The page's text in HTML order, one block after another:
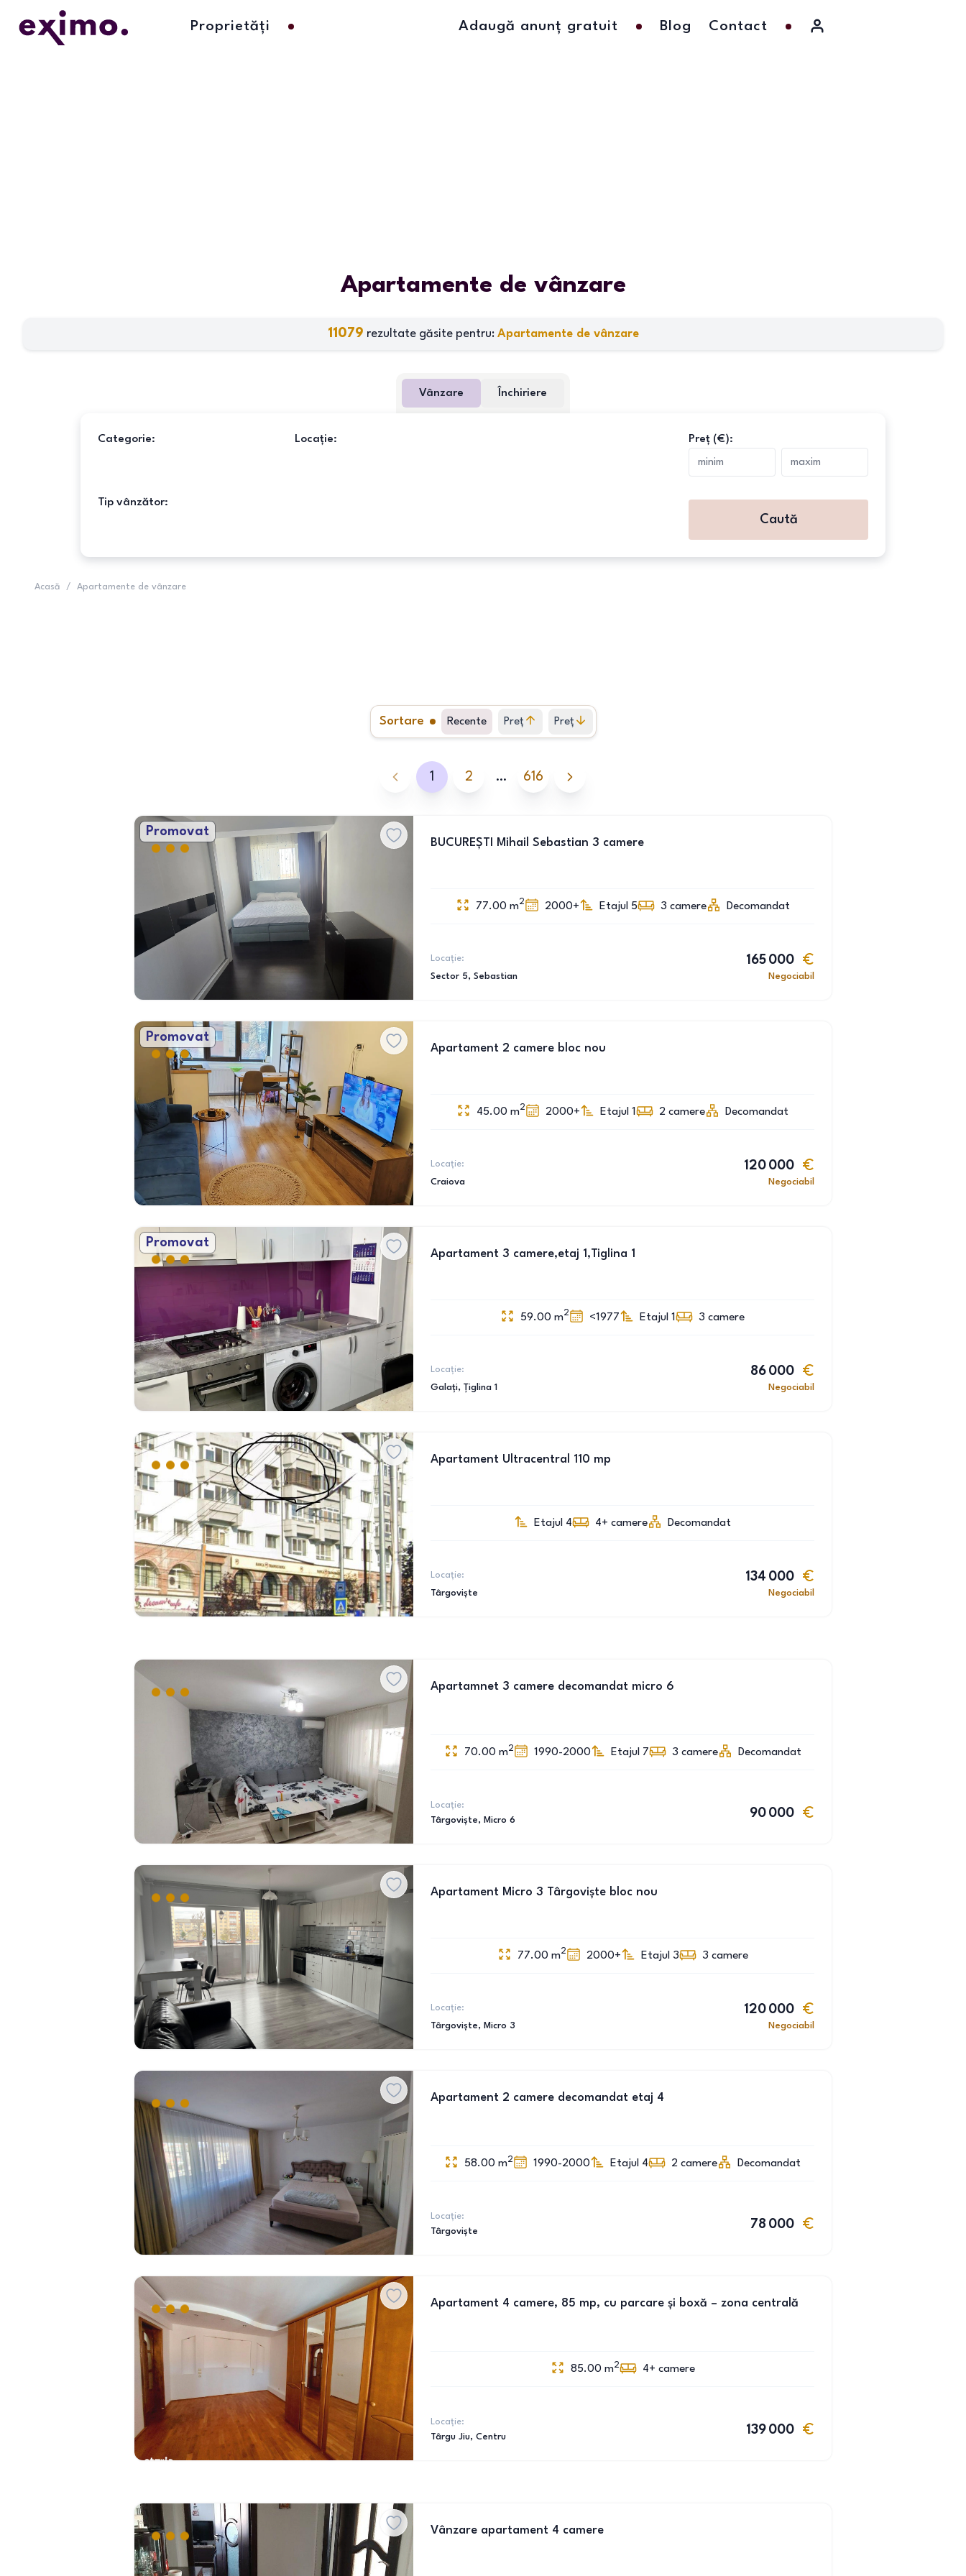
Proprietăți Adaugă anunț gratuit Blog Contact
Apartamente de vânzare
11079 rezultate găsite pentru: Apartamente de vânzare
Vânzare Închiriere
Categorie: Locație: Preț (€):
Tip vânzător:
Caută
Acasă / Apartamente de vânzare
Sortare Recente Preț
crescător
Preț
descrescător
1 2 … 616
Promovat
BUCUREȘTI Mihail Sebastian 3 camere
77.00 m2 2000+ Etajul 5 3 camere Decomandat
Locație:
Sector 5, Sebastian
165 000
Negociabil
Promovat
Apartament 2 camere bloc nou
45.00 m2 2000+ Etajul 1 2 camere Decomandat
Locație:
Craiova
120 000
Negociabil
Promovat
Apartament 3 camere,etaj 1,Tiglina 1
59.00 m2 <1977 Etajul 1 3 camere
Locație:
Galați, Țiglina 1
86 000
Negociabil
Apartament Ultracentral 110 mp
Etajul 4 4+ camere Decomandat
Locație:
Târgoviște
134 000
Negociabil
Apartamnet 3 camere decomandat micro 6
70.00 m2 1990-2000 Etajul 7 3 camere Decomandat
Locație:
Târgoviște, Micro 6
90 000
Apartament Micro 3 Târgoviște bloc nou
77.00 m2 2000+ Etajul 3 3 camere
Locație:
Târgoviște, Micro 3
120 000
Negociabil
Apartament 2 camere decomandat etaj 4
58.00 m2 1990-2000 Etajul 4 2 camere Decomandat
Locație:
Târgoviște
78 000
Apartament 4 camere, 85 mp, cu parcare și boxă – zona centrală
85.00 m2 4+ camere
Locație:
Târgu Jiu, Centru
139 000
Vânzare apartament 4 camere